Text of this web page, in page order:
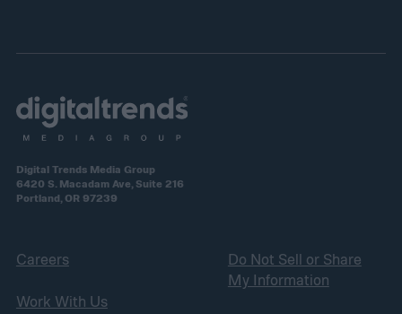
Digital Trends Media Group
6420 S. Macadam Ave, Suite 216
Portland, OR 97239
Careers
Work With Us
Do Not Sell or Share
My Information